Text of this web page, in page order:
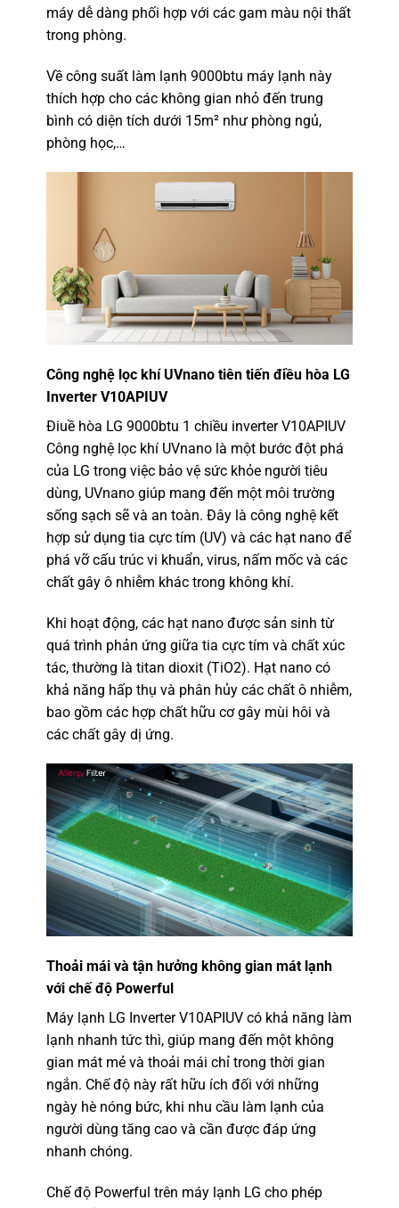
máy dễ dàng phối hợp với các gam màu nội thất
trong phòng.
Về công suất làm lạnh 9000btu máy lạnh này
thích hợp cho các không gian nhỏ đến trung
bình có diện tích dưới 15m² như phòng ngủ,
phòng học,…
Công nghệ lọc khí UVnano tiên tiến điều hòa LG
Inverter V10APIUV
Điuề hòa LG 9000btu 1 chiều inverter V10APIUV
Công nghệ lọc khí UVnano là một bước đột phá
của LG trong việc bảo vệ sức khỏe người tiêu
dùng, UVnano giúp mang đến một môi trường
sống sạch sẽ và an toàn. Đây là công nghệ kết
hợp sử dụng tia cực tím (UV) và các hạt nano để
phá vỡ cấu trúc vi khuẩn, virus, nấm mốc và các
chất gây ô nhiễm khác trong không khí.
Khi hoạt động, các hạt nano được sản sinh từ
quá trình phản ứng giữa tia cực tím và chất xúc
tác, thường là titan dioxit (TiO2). Hạt nano có
khả năng hấp thụ và phân hủy các chất ô nhiễm,
bao gồm các hợp chất hữu cơ gây mùi hôi và
các chất gây dị ứng.
Thoải mái và tận hưởng không gian mát lạnh
với chế độ Powerful
Máy lạnh LG Inverter V10APIUVcó khả năng làm
lạnh nhanh tức thì, giúp mang đến một không
gian mát mẻ và thoải mái chỉ trong thời gian
ngắn. Chế độ này rất hữu ích đối với những
ngày hè nóng bức, khi nhu cầu làm lạnh của
người dùng tăng cao và cần được đáp ứng
nhanh chóng.
Chế độ Powerful trên máy lạnh LG cho phép